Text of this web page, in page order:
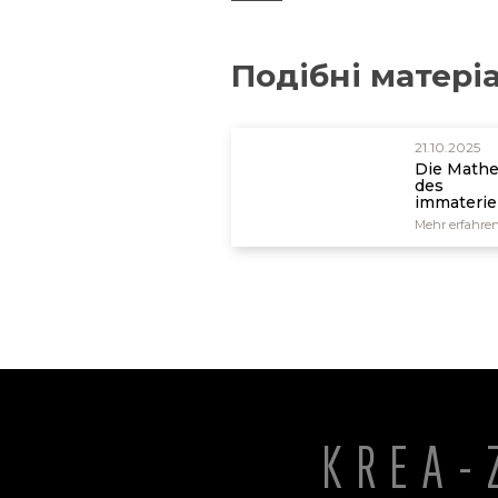
Подібні
21.10.2025
Die
des
Genoms
Mehr erfahren